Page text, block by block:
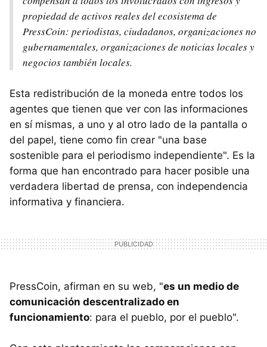
propiedad de activos reales del ecosistema de
PressCoin: periodistas, ciudadanos, organizaciones no
gubernamentales, organizaciones de noticias locales y
negocios también locales.
Esta redistribución de la moneda entre todos los
agentes que tienen que ver con las informaciones
en sí mismas, a uno y al otro lado de la pantalla o
del papel, tiene como fin crear "una base
sostenible para el periodismo independiente". Es la
forma que han encontrado para hacer posible una
verdadera libertad de prensa, con independencia
informativa y financiera.
PressCoin, afirman en su web, "es un medio de
comunicación descentralizado en
funcionamiento: para el pueblo, por el pueblo".